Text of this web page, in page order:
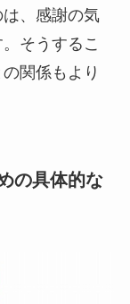
、感謝の気
そうするこ
関係もより
の具体的な